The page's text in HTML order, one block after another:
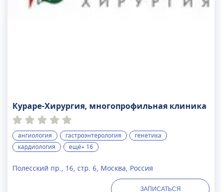
Кураре-Хирургия, многопрофильная клиника
ангиология гастроэнтерология
генетика
кардиология
ещё+ 16
Полесский пр., 16, стр. 6, Москва, Россия
ЗАПИСАТЬСЯ